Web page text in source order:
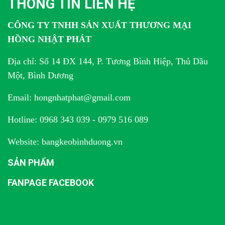
THÔNG TIN LIÊN HỆ
CÔNG TY TNHH SẢN XUẤT THƯƠNG MẠI
HỒNG NHẬT PHÁT
Địa chỉ: Số 14 ĐX 144, P. Tương Bình Hiệp, Thủ Dầu
Một, Bình Dương
Email: hongnhatphat@gmail.com
Hotline: 0968 343 039 - 0979 516 089
Website: bangkeobinhduong.vn
SẢN PHẨM
FANPAGE FACEBOOK